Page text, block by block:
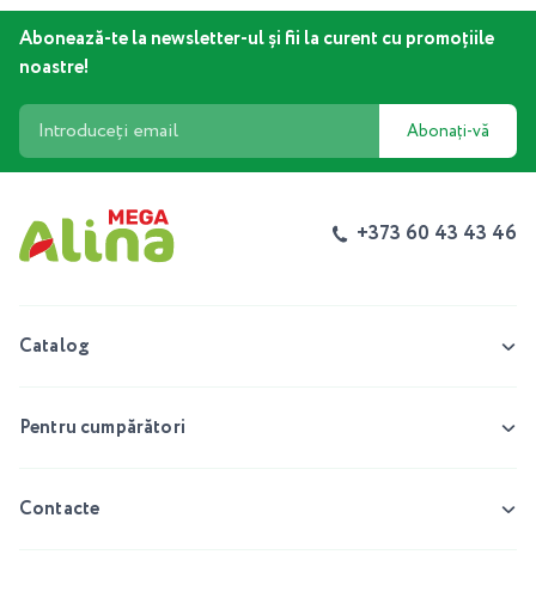
Abonează-te la newsletter-ul și fii la curent cu promoțiile
noastre!
Abonați-vă
+373 60 43 43 46
Catalog
Pentru cumpărători
Contacte